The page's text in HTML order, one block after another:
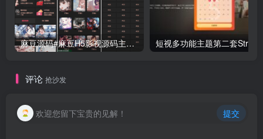
麻豆源码#麻豆H5影视源码主题模版下载 苹果CMS V10版
评论 抢沙发
欢迎您留下宝贵的见解！ 提交